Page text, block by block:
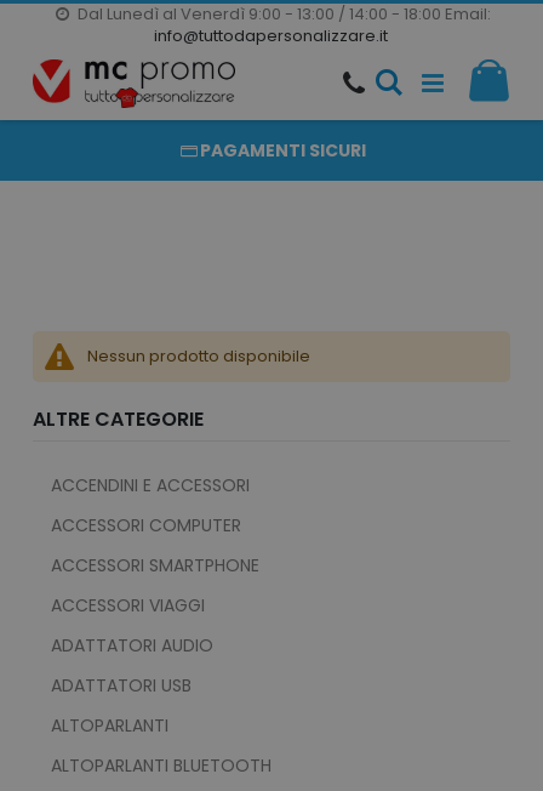
Dal Lunedì al Venerdì 9:00 - 13:00 / 14:00 - 18:00 Email:
info@tuttodapersonalizzare.it
Salta
al
contenuto
20000 PRODOTTI
PRODOTTI COMPLETAMENTE PERSONALIZZABILI
PAGAMENTI SICURI
Nessun prodotto disponibile
ALTRE CATEGORIE
ACCENDINI E ACCESSORI
ACCESSORI COMPUTER
ACCESSORI SMARTPHONE
ACCESSORI VIAGGI
ADATTATORI AUDIO
ADATTATORI USB
ALTOPARLANTI
ALTOPARLANTI BLUETOOTH